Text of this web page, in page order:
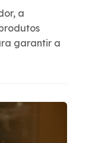
a
garantir a